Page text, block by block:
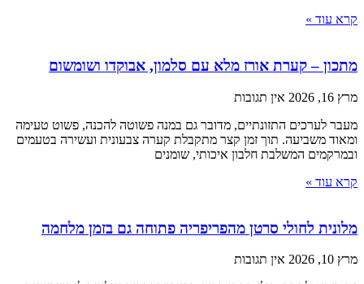
קרא עוד »
מתכון – קערת אורז מלא עם סלמון, אבוקדו ושומשום
מרץ 16, 2026
אין תגובות
מעבר לערכים התזונתיים, מדובר גם במנה פשוטה להכנה, פשוט טעימה
ומאוד משביעה. תוך זמן קצר מתקבלת קערה צבעונית ועשירה בטעמים
ובמרקמים המשלבת חלבון איכותי, שומנים
קרא עוד »
מלונית לחולי סרטן מהפריפריה פתוחה גם בזמן מלחמה
מרץ 10, 2026
אין תגובות